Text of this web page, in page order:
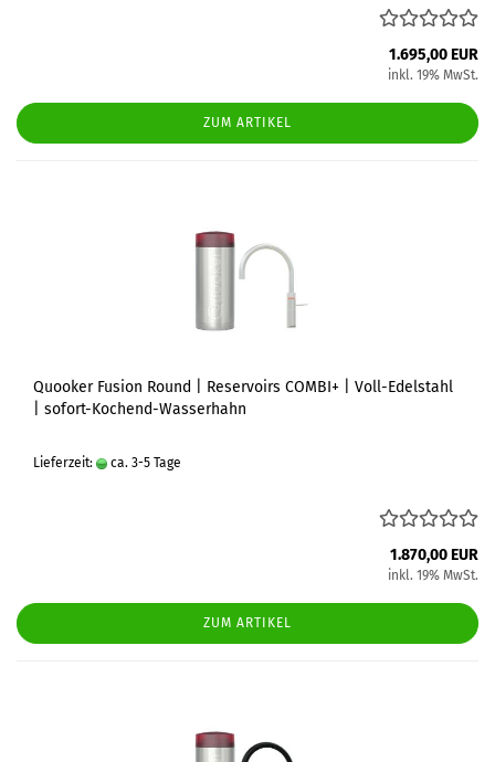
1.695,00 EUR
inkl. 19% MwSt.
ZUM ARTIKEL
Quooker Fusion Round | Reservoirs COMBI+ | Voll-Edelstahl
| sofort-Kochend-Wasserhahn
Lieferzeit: ca. 3-5 Tage
1.870,00 EUR
inkl. 19% MwSt.
ZUM ARTIKEL